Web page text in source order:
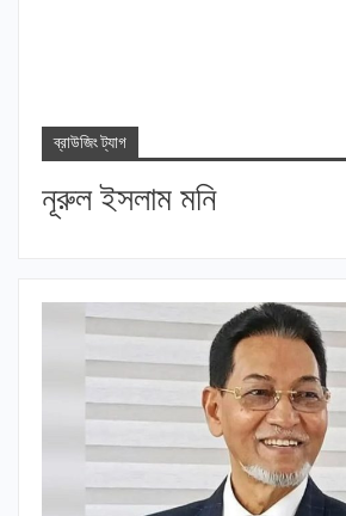
ব্রাউজিং ট্যাগ
নূরুল ইসলাম মনি